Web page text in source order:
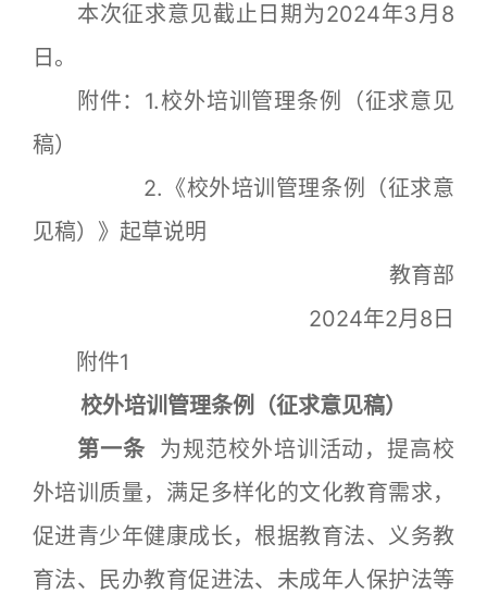
本次征求意见截止日期为2024年3月8
日。
附件：1.校外培训管理条例（征求意见
稿）
2.《校外培训管理条例（征求意
见稿）》起草说明
教育部
2024年2月8日
附件1
校外培训管理条例（征求意见稿）
第一条 为规范校外培训活动，提高校
外培训质量，满足多样化的文化教育需求，
促进青少年健康成长，根据教育法、义务教
育法、民办教育促进法、未成年人保护法等